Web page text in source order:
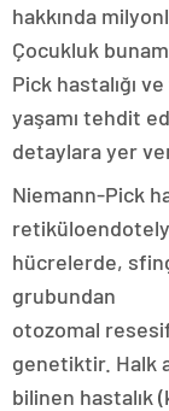
hakkında
Çocukluk
Pick hastalığı
yaşamı tehdit
detaylara yer
Niemann-Pick
hücrelerde,
grubundan
otozomal resesif
genetiktir. Halk
bilinen hastalık